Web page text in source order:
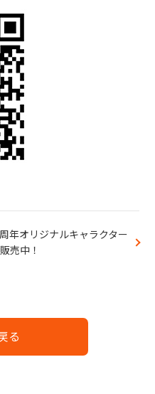
年オリジナルキャラクター
売中！
る